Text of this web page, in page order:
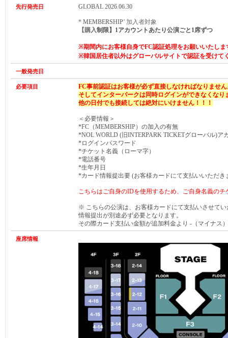
先行発売日 GLOBAL 2026.06.30
* MEMBERSHIP’ 加入者対象
【購入制限】1アカウントあたり公演ごと 1席ずつ
※期間内にお客様自身でFC認証処理をお願いいたしま
※韓国居住者以外はグローバルサイトで認証を受けて
一般発売日
必要項目
FC事前認証はお客様が必ず直接しなければなりませ
そしてインターパークは同時ログインができなくなり
他の日付でも接続しては絶対にいけません！！！
＜必要情報＞
*FC（MEMBERSHIP）の加入の有無
*NOL WORLD (旧INTERPARK TICKETグローバル)ア
*ログインパスワード
*チケット名義（ローマ字）
*電話番号
*生年月日
*カード情報提出要 (お客様カードにて支払いいただき
こちらはご自身のIDを使用するため、ご自身名義のチ
※ こちらの公演は、お客様カードにて支払いさせて
情報提出が別途必ず必要となります。
その際カード支払い金額が追加料金より -（マイナス
座席情報